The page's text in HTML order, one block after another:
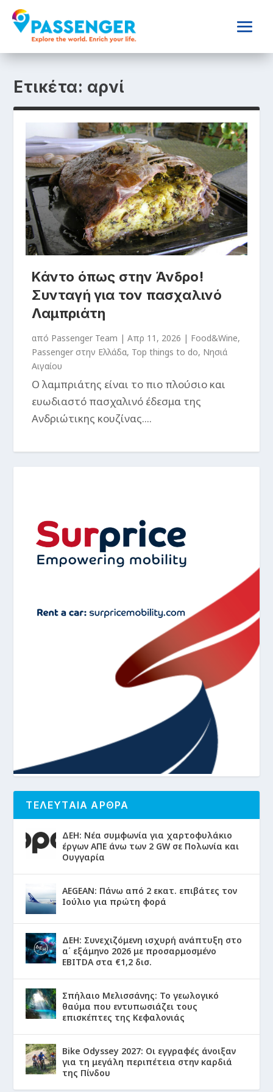
Ετικέτα: αρνί
Κάντο όπως στην Άνδρο!
Συνταγή για τον πασχαλινό
Λαμπριάτη
από Passenger Team |Απρ 11, 2026 | Food&Wine,
Passenger στην Ελλάδα, Top things to do, Νησιά
Αιγαίου
Ο λαμπριάτης είναι το πιο πλούσιο και
ευωδιαστό πασχαλινό έδεσμα της
Ανδριώτικης κουζίνας....
ΤΕΛΕΥΤΑΙΑ ΑΡΘΡΑ
ΔΕΗ: Νέα συμφωνία για χαρτοφυλάκιο
έργων ΑΠΕ άνω των 2 GW σε Πολωνία και
Ουγγαρία
AEGEAN: Πάνω από 2 εκατ. επιβάτες τον
Ιούλιο για πρώτη φορά
ΔΕΗ: Συνεχιζόμενη ισχυρή ανάπτυξη στο
α΄ εξάμηνο 2026 με προσαρμοσμένο
EBITDA στα €1,2 δισ.
Σπήλαιο Μελισσάνης: Το γεωλογικό
θαύμα που εντυπωσιάζει τους
επισκέπτες της Κεφαλονιάς
Bike Odyssey 2027: Οι εγγραφές άνοιξαν
για τη μεγάλη περιπέτεια στην καρδιά
της Πίνδου